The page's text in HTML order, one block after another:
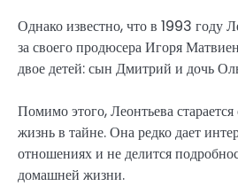
Однако известно, что в 1993 году
за своего продюсера Игоря
двое детей: сын Дмитрий и дочь
Помимо этого, Леонтьева
жизнь в тайне. Она редко дает
отношениях и не делится
домашней жизни.